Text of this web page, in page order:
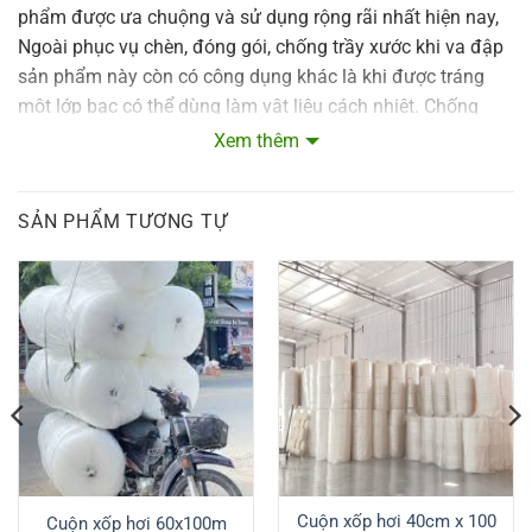
phẩm được ưa chuộng và sử dụng rộng rãi nhất hiện nay,
Ngoài phục vụ chèn, đóng gói, chống trầy xước khi va đập
sản phẩm này còn có công dụng khác là khi được tráng
một lớp bạc có thể dùng làm vật liệu cách nhiệt. Chống
nóng mái tôn nhà ở, nhà xưởng, khu công nghiệp
Xem thêm
SẢN PHẨM TƯƠNG TỰ
Cuộn xốp hơi 60x100m
Cuộn xốp hơi 40cm x 100